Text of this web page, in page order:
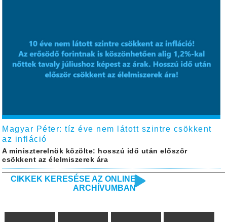
Magyar Péter: tíz éve nem látott szintre csökkent
az infláció
A miniszterelnök közölte: hosszú idő után először
csökkent az élelmiszerek ára
CIKKEK KERESÉSE AZ ONLINE
ARCHÍVUMBAN